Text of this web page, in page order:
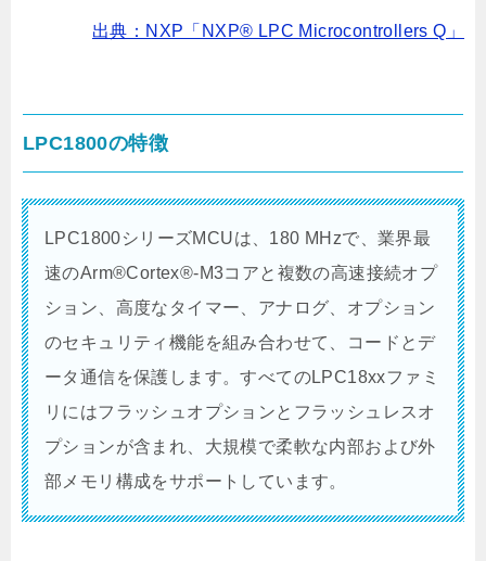
出典：NXP「NXP® LPC Microcontrollers Q」
LPC1800の特徴
LPC1800シリーズMCUは、180 MHzで、業界最
速のArm®Cortex®-M3コアと複数の高速接続オプ
ション、高度なタイマー、アナログ、オプション
のセキュリティ機能を組み合わせて、コードとデ
ータ通信を保護します。すべてのLPC18xxファミ
リにはフラッシュオプションとフラッシュレスオ
プションが含まれ、大規模で柔軟な内部および外
部メモリ構成をサポートしています。